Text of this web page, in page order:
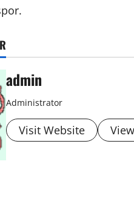
admin
Administrator
Visit Website